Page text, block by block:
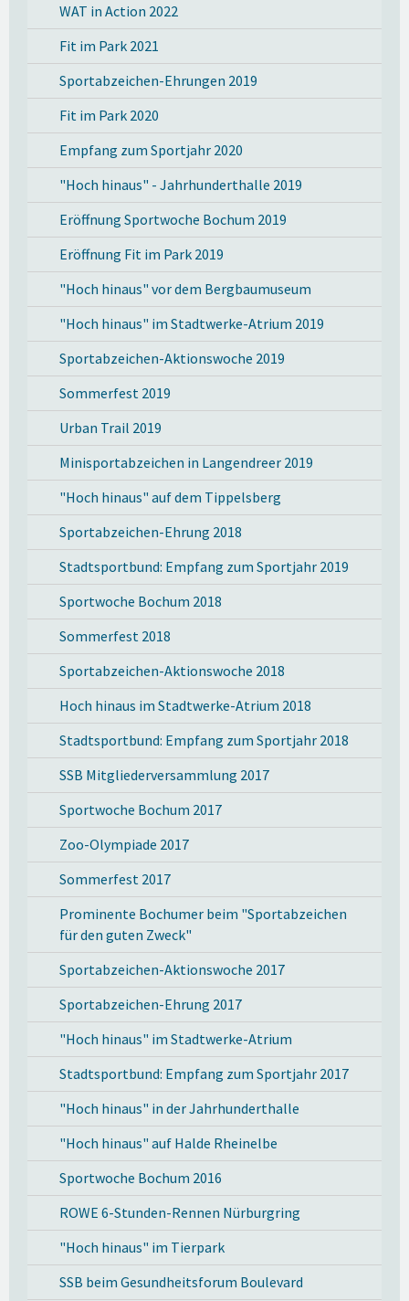
WAT in Action 2022
Fit im Park 2021
Sportabzeichen-Ehrungen 2019
Fit im Park 2020
Empfang zum Sportjahr 2020
"Hoch hinaus" - Jahrhunderthalle 2019
Eröffnung Sportwoche Bochum 2019
Eröffnung Fit im Park 2019
"Hoch hinaus" vor dem Bergbaumuseum
"Hoch hinaus" im Stadtwerke-Atrium 2019
Sportabzeichen-Aktionswoche 2019
Sommerfest 2019
Urban Trail 2019
Minisportabzeichen in Langendreer 2019
"Hoch hinaus" auf dem Tippelsberg
Sportabzeichen-Ehrung 2018
Stadtsportbund: Empfang zum Sportjahr 2019
Sportwoche Bochum 2018
Sommerfest 2018
Sportabzeichen-Aktionswoche 2018
Hoch hinaus im Stadtwerke-Atrium 2018
Stadtsportbund: Empfang zum Sportjahr 2018
SSB Mitgliederversammlung 2017
Sportwoche Bochum 2017
Zoo-Olympiade 2017
Sommerfest 2017
Prominente Bochumer beim "Sportabzeichen
für den guten Zweck"
Sportabzeichen-Aktionswoche 2017
Sportabzeichen-Ehrung 2017
"Hoch hinaus" im Stadtwerke-Atrium
Stadtsportbund: Empfang zum Sportjahr 2017
"Hoch hinaus" in der Jahrhunderthalle
"Hoch hinaus" auf Halde Rheinelbe
Sportwoche Bochum 2016
ROWE 6-Stunden-Rennen Nürburgring
"Hoch hinaus" im Tierpark
SSB beim Gesundheitsforum Boulevard